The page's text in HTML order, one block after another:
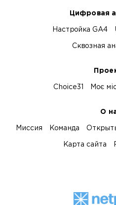
Цифровая
Настройка GA4
Сквозная
Choice31 Моє
О
Миссия Команда
Карта сайта